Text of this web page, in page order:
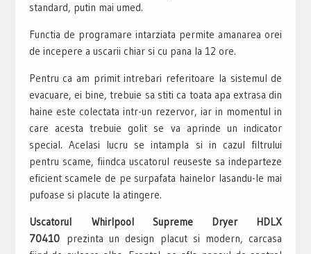
standard, putin mai umed.
Functia de programare intarziata permite amanarea orei
de incepere a uscarii chiar si cu pana la 12 ore.
Pentru ca am primit intrebari referitoare la sistemul de
evacuare, ei bine, trebuie sa stiti ca toata apa extrasa din
haine este colectata intr-un rezervor, iar in momentul in
care acesta trebuie golit se va aprinde un indicator
special. Acelasi lucru se intampla si in cazul filtrului
pentru scame, fiindca uscatorul reuseste sa indeparteze
eficient scamele de pe surpafata hainelor lasandu-le mai
pufoase si placute la atingere.
Uscatorul Whirlpool Supreme Dryer HDLX
70410 prezinta un design placut si modern, carcasa